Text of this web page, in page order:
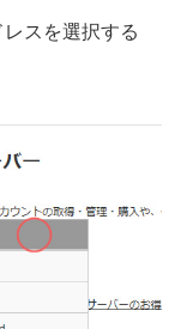
スを選択する